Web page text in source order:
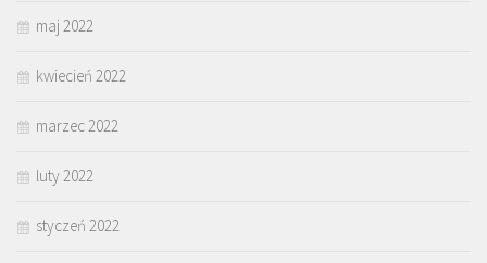
maj 2022
kwiecień 2022
marzec 2022
luty 2022
styczeń 2022